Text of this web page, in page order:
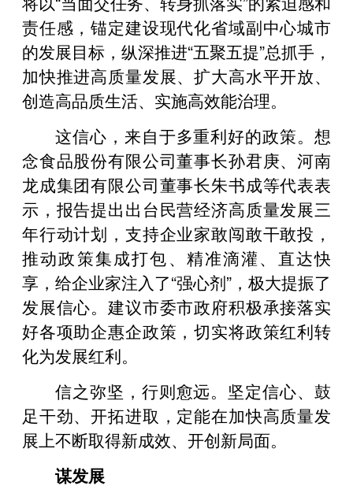
责任感，锚定建设现代化省域副中心城市
的发展目标，纵深推进“五聚五提”总抓手，
加快推进高质量发展、扩大高水平开放、
创造高品质生活、实施高效能治理。
这信心，来自于多重利好的政策。想
念食品股份有限公司董事长孙君庚、河南
龙成集团有限公司董事长朱书成等代表表
示，报告提出出台民营经济高质量发展三
年行动计划，支持企业家敢闯敢干敢投，
推动政策集成打包、精准滴灌、直达快
享，给企业家注入了“强心剂”，极大提振了
发展信心。建议市委市政府积极承接落实
好各项助企惠企政策，切实将政策红利转
化为发展红利。
信之弥坚，行则愈远。坚定信心、鼓
足干劲、开拓进取，定能在加快高质量发
展上不断取得新成效、开创新局面。
谋发展